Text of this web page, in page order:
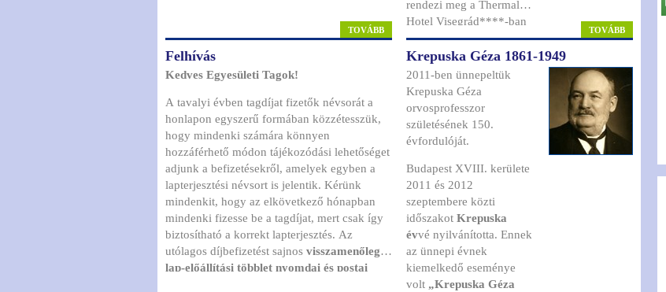
TOVÁBB
rendezi meg a Thermal
Hotel Visegrád****-ban
nemzetközi részvétellel.
A rendezvény szervezője
a Heim Pál
Gyermekkórház Fül-orr-
gége-, és Bronchológiai
Osztálya.
TOVÁBB
Felhívás
Kedves Egyesületi Tagok!
A tavalyi évben tagdíjat fizetők névsorát a
honlapon egyszerű formában közzétesszük,
hogy mindenki számára könnyen
hozzáférhető módon tájékozódási lehetőséget
adjunk a befizetésekről, amelyek egyben a
lapterjesztési névsort is jelentik. Kérünk
mindenkit, hogy az elkövetkező hónapban
mindenki fizesse be a tagdíjat, mert csak így
biztosítható a korrekt lapterjesztés. Az
utólagos díjbefizetést sajnos visszamenőleges
lap-előállítási többlet nyomdai és postai
Krepuska Géza 1861-1949
2011-ben ünnepeltük
Krepuska Géza
orvosprofesszor
születésének 150.
évfordulóját.
Budapest XVIII. kerülete
2011 és 2012
szeptembere közti
időszakot Krepuska
évvé nyilvánította. Ennek
az ünnepi évnek
kiemelkedő eseménye
volt „Krepuska Géza